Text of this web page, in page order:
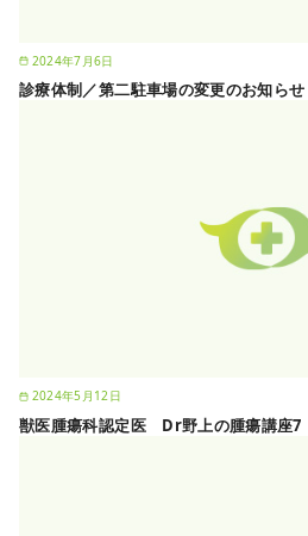
2024年7月6日
診療体制／第二駐車場の変更のお知らせ
2024年5月12日
獣医腫瘍科認定医 Dr野上の腫瘍講座7